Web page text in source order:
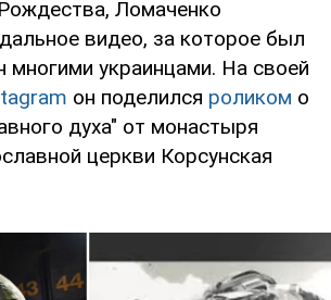
Ломаченко
видео, за которое был
многими украинцами. На своей
он поделился роликом о
духа" от монастыря
церкви Корсунская